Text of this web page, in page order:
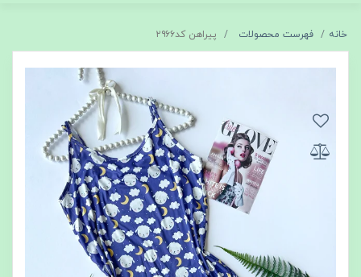
خانه فهرست محصولات پیراهن کد۲۹۶۶